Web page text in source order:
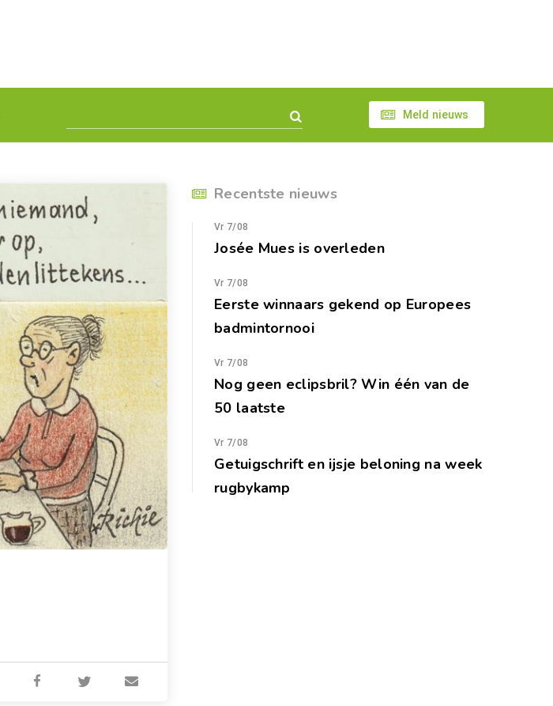
Meld nieuws
Recentste nieuws
Vr 7/08
Josée Mues is overleden
Vr 7/08
Eerste winnaars gekend op Europees
badmintornooi
Vr 7/08
Nog geen eclipsbril? Win één van de
50 laatste
Vr 7/08
Getuigschrift en ijsje beloning na week
rugbykamp